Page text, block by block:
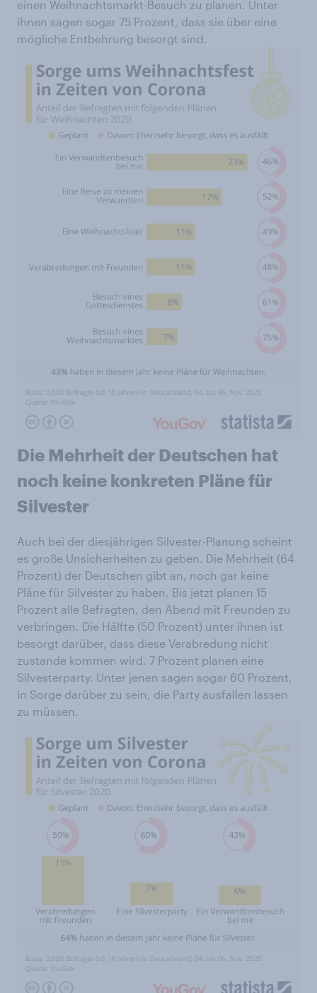
einen Weihnachtsmarkt-Besuch zu planen. Unter
ihnen sagen sogar 75 Prozent, dass sie über eine
mögliche Entbehrung besorgt sind.
Die Mehrheit der Deutschen hat
noch keine konkreten Pläne für
Silvester
Auch bei der diesjährigen Silvester-Planung scheint
es große Unsicherheiten zu geben. Die Mehrheit (64
Prozent) der Deutschen gibt an, noch gar keine
Pläne für Silvester zu haben. Bis jetzt planen 15
Prozent alle Befragten, den Abend mit Freunden zu
verbringen. Die Hälfte (50 Prozent) unter ihnen ist
besorgt darüber, dass diese Verabredung nicht
zustande kommen wird. 7 Prozent planen eine
Silvesterparty. Unter jenen sagen sogar 60 Prozent,
in Sorge darüber zu sein, die Party ausfallen lassen
zu müssen.